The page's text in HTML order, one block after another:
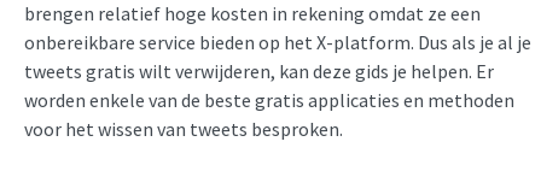
brengen relatief hoge kosten in rekening omdat ze een
onbereikbare service bieden op het X-platform. Dus als je al je
tweets gratis wilt verwijderen, kan deze gids je helpen. Er
worden enkele van de beste gratis applicaties en methoden
voor het wissen van tweets besproken.